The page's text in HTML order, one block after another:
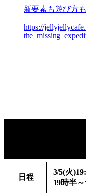
新要素も遊び方も
https://
日程
3/5(火
19時半